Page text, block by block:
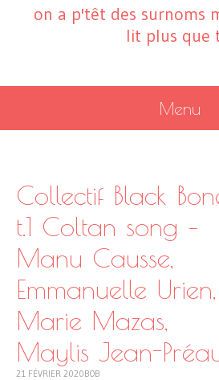
on a p'têt des surnoms
lit plus que
Menu
CONTENT
Collectif Black
t.1 Coltan song –
Manu Causse,
Emmanuelle Urien,
Marie Mazas,
Maylis Jean-
21 FÉVRIER 2020BOB